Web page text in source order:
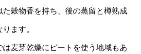
た穀物香を持ち、後の蒸留と樽熟成
ます。
は麦芽乾燥にピートを使う地域もあ